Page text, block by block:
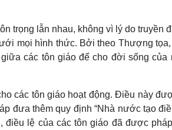
trọng lẫn nhau, không vì lý do truyền
mọi hình thức. Bởi theo Thượng tọa,
các tôn giáo để cho đời sống của
các tôn giáo hoạt động. Điều này
đưa thêm quy định “Nhà nước tạo
lệ của các tôn giáo đã được